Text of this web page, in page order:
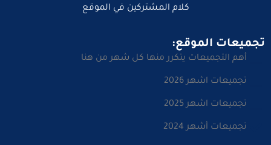
كلام المشتركين في الموقع
تجميعات الموقع:
أهم التجميعات يتكرر منها كل شهر من هنا
تجميعات اشهر 2026
تجميعات اشهر 2025
تجميعات أشهر 2024